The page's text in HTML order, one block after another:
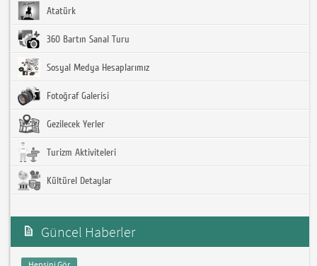
Atatürk
360 Bartın Sanal Turu
Sosyal Medya Hesaplarımız
Fotoğraf Galerisi
Gezilecek Yerler
Turizm Aktiviteleri
Kültürel Detaylar
Güncel Haberler